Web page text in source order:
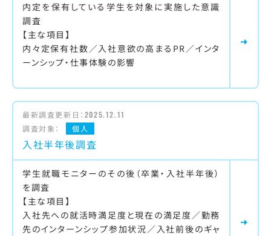
内定を保有している学生を対象に実施した意識
調査
【主な項目】
内々定保有社数／入社意欲の高まるPR／インタ
ーンシップ・仕事体験の影響
最新調査更新日： 2025.12.11
調査対象：
個人
入社半年後調査
学生就職モニターのその後（卒業・入社半年後）
を調査
【主な項目】
入社先への就活時満足度と現在の満足度／勤務
先のインターンシップ参加状況／入社前後のギャ